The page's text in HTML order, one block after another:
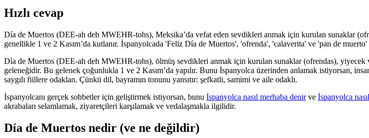
Hızlı cevap
Día de Muertos (DEE-ah deh MWEHR-tohs), Meksika’da vefat eden sevdikleri anmak için kurulan sunaklar
genellikle 1 ve 2 Kasım’da kutlanır. İspanyolcada 'Feliz Día de Muertos', 'ofrenda', 'calaverita' ve 'pan de muerto'
Día de Muertos (DEE-ah deh MWEHR-tohs), ölmüş sevdikleri anmak için kurulan sunaklar (ofrendas),
geleneğidir. Bu gelenek çoğunlukla 1 ve 2 Kasım’da yapılır. Bunu İspanyolca üzerinden anlamak istiyorsan,
saygılı fiillere odaklan. Çünkü dil, bayramın tonunu yansıtır: şefkatli, samimi ve aile odaklı.
İspanyolcanı gerçek sohbetler için geliştirmek istiyorsan, bunu İspanyolca nasıl merhaba denirve İspanyolca
akrabaları selamlamak, ziyaretçileri karşılamak ve vedalaşmakla ilgilidir.
Día de Muertos nedir (ve ne değildir)